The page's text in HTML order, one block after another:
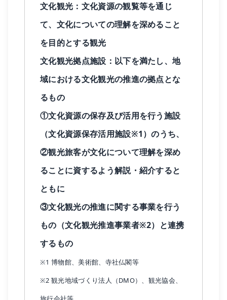
文化観光：文化資源の観覧等を通じ
て、文化についての理解を深めること
を目的とする観光
文化観光拠点施設：以下を満たし、地
域における文化観光の推進の拠点とな
るもの
①文化資源の保存及び活用を行う施設
（文化資源保存活用施設※1）のうち、
②観光旅客が文化について理解を深め
ることに資するよう解説・紹介すると
ともに
③文化観光の推進に関する事業を行う
もの（文化観光推進事業者※2）と連携
するもの
※1 博物館、美術館、寺社仏閣等
※2 観光地域づくり法人（DMO）、観光協会、